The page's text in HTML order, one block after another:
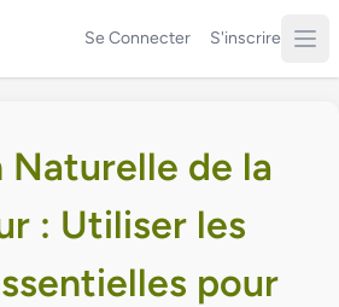
Se Connecter S'inscrire
Naturelle de la
: Utiliser les
pour